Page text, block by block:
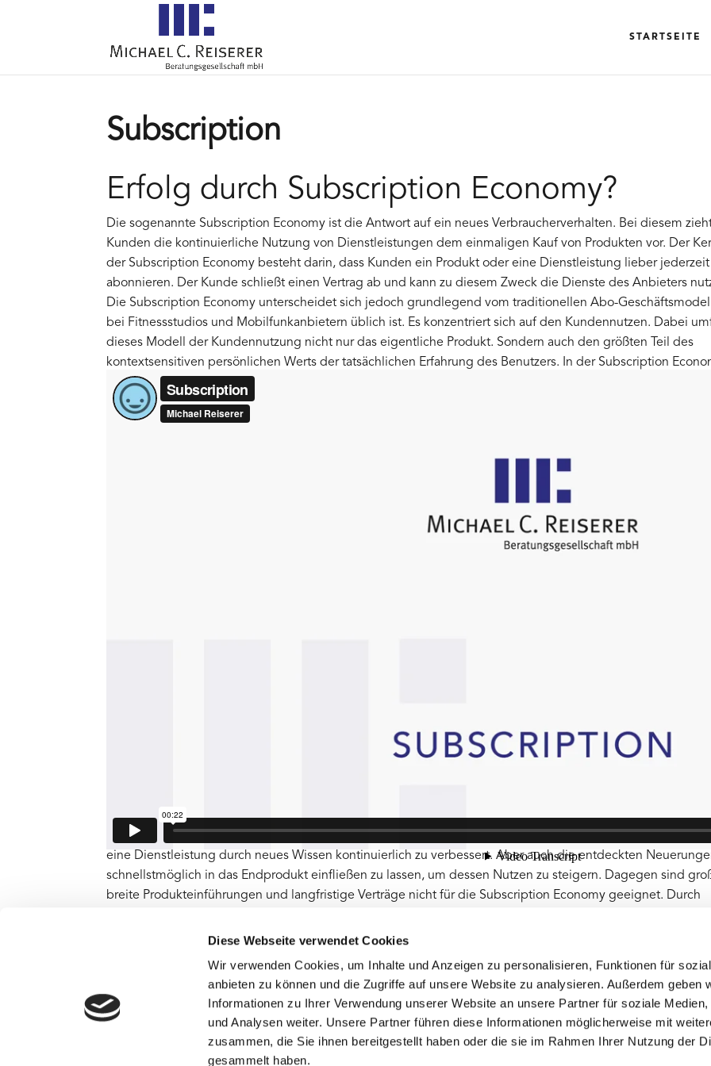
Diese Webseite verwendet Cookies
Wir verwenden Cookies, um Inhalte und Anzeigen zu personalisieren, Funktionen für
anbieten zu können und die Zugriffe auf unsere Website zu analysieren. Außerdem geben
Informationen zu Ihrer Verwendung unserer Website an unsere Partner für soziale Medien,
und Analysen weiter. Unsere Partner führen diese Informationen möglicherweise mit
zusammen, die Sie ihnen bereitgestellt haben oder die sie im Rahmen Ihrer Nutzung der
gesammelt haben.
STARTSEITE
Subscription
Erfolg durch Subscription Economy?
Die sogenannte Subscription Economy ist die Antwort auf ein neues Verbraucherverhalten. Bei diesem
Kunden die kontinuierliche Nutzung von Dienstleistungen dem einmaligen Kauf von Produkten vor. Der
der Subscription Economy besteht darin, dass Kunden ein Produkt oder eine Dienstleistung lieber jederzeit
abonnieren. Der Kunde schließt einen Vertrag ab und kann zu diesem Zweck die Dienste des Anbieters
Die Subscription Economy unterscheidet sich jedoch grundlegend vom traditionellen Abo-
bei Fitnessstudios und Mobilfunkanbietern üblich ist. Es konzentriert sich auf den Kundennutzen. Dabei
dieses Modell der Kundennutzung nicht nur das eigentliche Produkt. Sondern auch den größten Teil des
kontextsensitiven persönlichen Werts der tatsächlichen Erfahrung des Benutzers. In der Subscription
sind Geschäftsmodellüberlegungen weitaus umfassender als reine Kauftransaktionen. Sie verändert das
und schafft damit neue Erfolgsfaktoren. Michael C. Reiserer unterstützt Unternehmen bei der
ihnen zum Wachstum zu verhelfen.
Die Subscription Economy treibt einen grundlegenden Wandel hin zu einer ergebnisorientierten und
Er ist im Management von mittelständischen Unternehmen und etablierten Unternehmen tätig.
Daher ist es wichtig, Innovationen kontinuierlich zu fördern und voranzutreiben. Dazu kann man aaS (as-a-
Service) Innovationen nutzen. Somit sind Innovation ein kontinuierlicher Prozess. In dem man das Produkt
eine Dienstleistung durch neues Wissen kontinuierlich zu verbessert. Aber auch die entdeckten
schnellstmöglich in das Endprodukt einfließen zu lassen, um dessen Nutzen zu steigern. Dagegen sind
breite Produkteinführungen und langfristige Verträge nicht für die Subscription Economy geeignet. Durch
die Kundenbindung verbessern. Ein enger Kontakt zwischen F&E- und dem Go-to-Market-Team ist
Mehrwertfunktionen sicherstellen. Dabei identifiziert und vertritt das Go-to-Market-Team die Interessen des
Kunden und des Vertriebsteams. So hilft eine dynamische, eng zusammenarbeitende interne Organisation
schnellem Informationsfluss. Zusätzlich verschafft sie einen Wettbewerbsvorteil gegenüber dem
Sie möchten mehr zum Thema erfahren? Dann kontaktieren Sie Michael C. Reiserer aus München.